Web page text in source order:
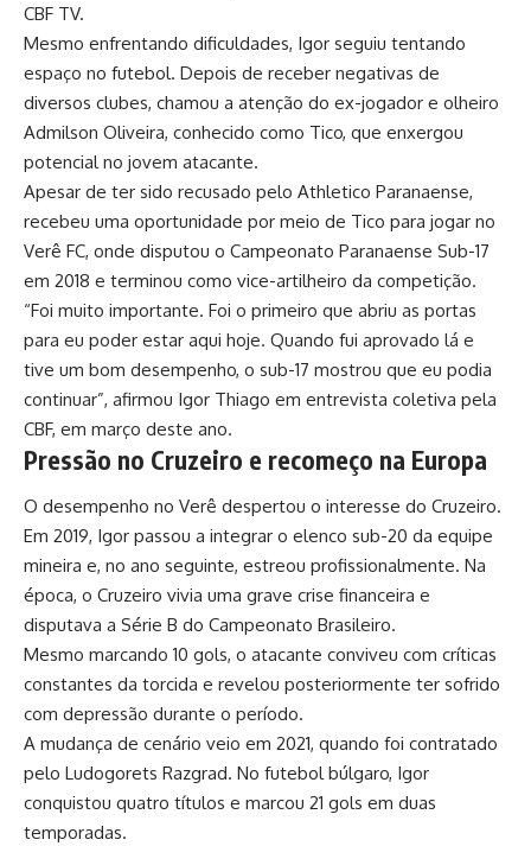
CBF TV.
Mesmo enfrentando dificuldades, Igor seguiu tentando
espaço no futebol. Depois de receber negativas de
diversos clubes, chamou a atenção do ex-jogador e olheiro
Admilson Oliveira, conhecido como Tico, que enxergou
potencial no jovem atacante.
Apesar de ter sido recusado pelo Athletico Paranaense,
recebeu uma oportunidade por meio de Tico para jogar no
Verê FC, onde disputou o Campeonato Paranaense Sub-17
em 2018 e terminou como vice-artilheiro da competição.
“Foi muito importante. Foi o primeiro que abriu as portas
para eu poder estar aqui hoje. Quando fui aprovado lá e
tive um bom desempenho, o sub-17 mostrou que eu podia
continuar”, afirmou Igor Thiago em entrevista coletiva pela
CBF, em março deste ano.
Pressão no Cruzeiro e recomeço na Europa
O desempenho no Verê despertou o interesse do Cruzeiro.
Em 2019, Igor passou a integrar o elenco sub-20 da equipe
mineira e, no ano seguinte, estreou profissionalmente. Na
época, o Cruzeiro vivia uma grave crise financeira e
disputava a Série B do Campeonato Brasileiro.
Mesmo marcando 10 gols, o atacante conviveu com críticas
constantes da torcida e revelou posteriormente ter sofrido
com depressão durante o período.
A mudança de cenário veio em 2021, quando foi contratado
pelo Ludogorets Razgrad. No futebol búlgaro, Igor
conquistou quatro títulos e marcou 21 gols em duas
temporadas.